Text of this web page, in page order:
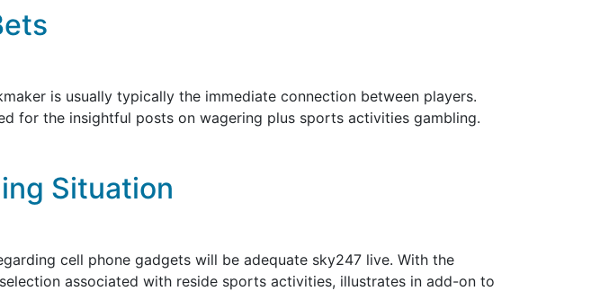
is usually typically the immediate connection between players.
for the insightful posts on wagering plus sports activities gambling.
Situation
cell phone gadgets will be adequate sky247 live. With the
associated with reside sports activities, illustrates in add-on to